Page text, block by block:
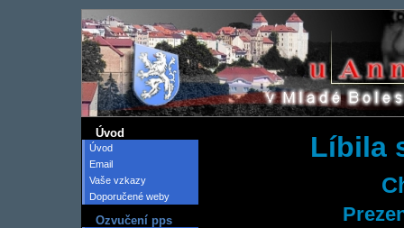
Líbila
Úvod
Úvod
Email
Vaše vzkazy
Doporučené weby
Ozvučení pps